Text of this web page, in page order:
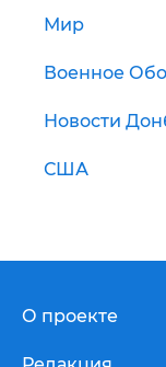
Мир
Военное
Новости
США
О проекте